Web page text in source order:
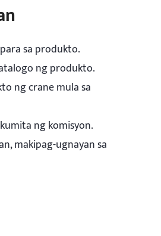
sa produkto.
ng produkto.
ng crane mula sa
ng komisyon.
makipag-ugnayan sa